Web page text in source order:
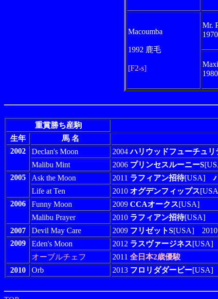
Macoumba
1992 鹿毛
[F2-s]
Mr.
重賞勝ち産駒
生年
馬 名
2002
Declan's Moon 2004ハリウッドフューチュリ
Malibu Mint
2006 プリンセスルーニーS
2005
Ask the Moon 2011 ラフィアン招待[USA]
Life at Ten
2010 オグデンフィップス
2006
Funny Moon 2009 CCAオークス[USA]
Malibu Prayer
2010 ラフィアン招待[USA]
2007
Devil May Care 2009 フリゼットS[USA]
2009
Eden's Moon 2012 ラスヴァージネス[USA]
オーブルチェフ
2011 全日本2歳優駿
2010
Orb 2013 フロリダダービー